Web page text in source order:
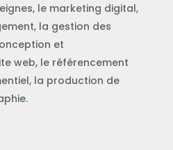
le marketing digital,
la gestion des
et
web, le référencement
la production de